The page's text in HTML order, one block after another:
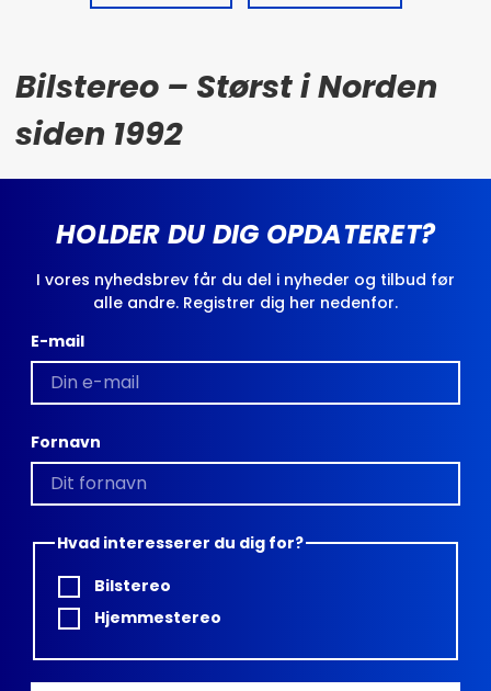
Bilstereo – Størst i Norden
siden 1992
HOLDER DU DIG OPDATERET?
I vores nyhedsbrev får du del i nyheder og tilbud før
alle andre. Registrer dig her nedenfor.
E-mail
Fornavn
Hvad interesserer du dig for?
Bilstereo
Hjemmestereo